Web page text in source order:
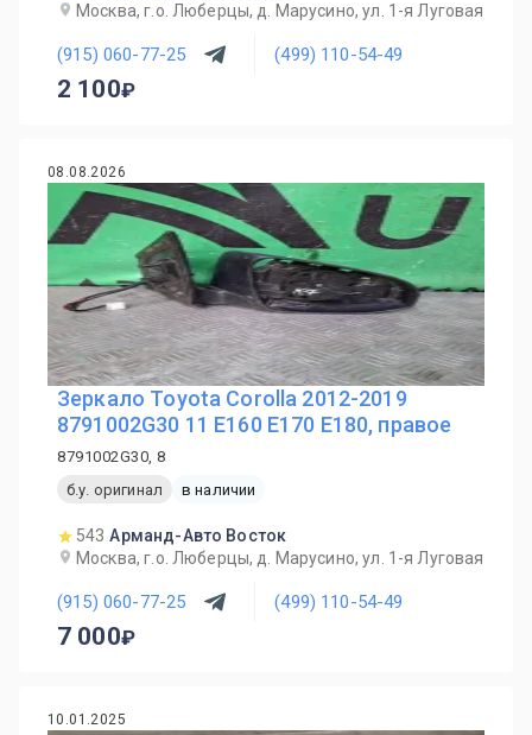
Москва, г.о. Люберцы, д. Марусино, ул. 1-я Луговая
(915) 060-77-25 (499) 110-54-49
2 100
08.08.2026
Зеркало Toyota Corolla 2012-2019
8791002G30 11 E160 E170 E180, правое
8791002G30, 8
б.у. оригинал
в наличии
543 Арманд-Авто Восток
Москва, г.о. Люберцы, д. Марусино, ул. 1-я Луговая
(915) 060-77-25 (499) 110-54-49
7 000
10.01.2025